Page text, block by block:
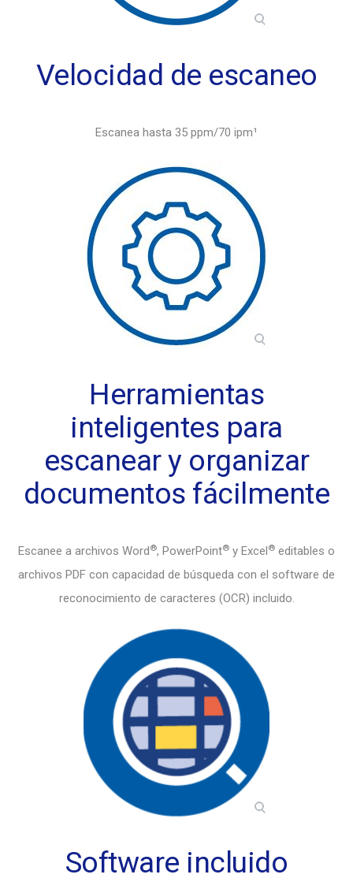
Velocidad de escaneo
Escanea hasta 35 ppm/70 ipm¹
Herramientas
inteligentes para
escanear y organizar
documentos fácilmente
Escanee a archivos Word ®, PowerPoint® y Excel ® editables o
archivos PDF con capacidad de búsqueda con el software de
reconocimiento de caracteres (OCR) incluido.
Software incluido